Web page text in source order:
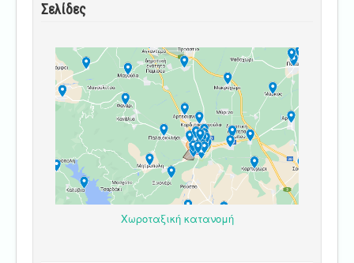
Σελίδες
Χωροταξική κατανομή